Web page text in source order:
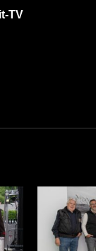
TV